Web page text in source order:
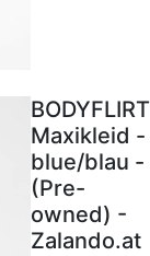
BODYFLIRT
Maxikleid -
blue/blau -
(Pre-
owned) -
Zalando.at